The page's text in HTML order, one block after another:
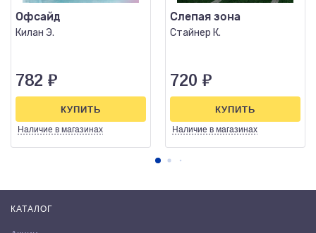
Офсайд
Килан Э.
782 ₽
Наличие в магазинах
КУПИТЬ
Слепая зона
Стайнер К.
720 ₽
Наличие в магазинах
КУПИТЬ
КАТАЛОГ